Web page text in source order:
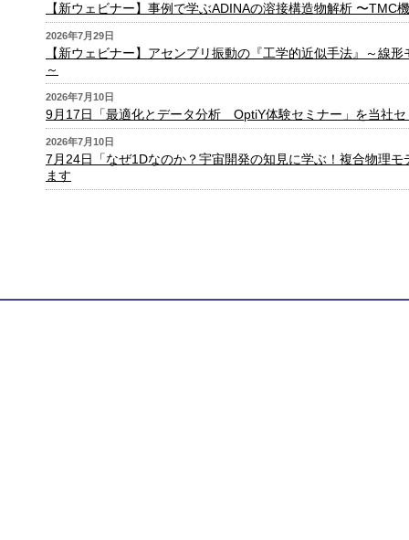
【新ウェビナー】事例で学ぶADINAの溶接構造物解析 〜
2026年7月29日
【新ウェビナー】アセンブリ振動の『工学的近似手法』～線
～
2026年7月10日
9月17日「最適化とデータ分析 OptiY体験セミナー」を当社
2026年7月10日
7月24日「なぜ1Dなのか？宇宙開発の知見に学ぶ！複合物理
ます